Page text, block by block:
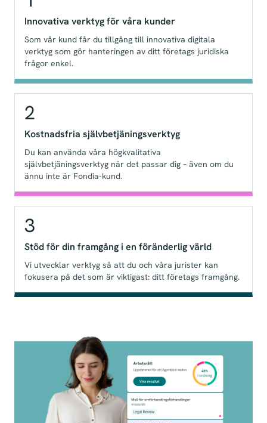
Innovativa verktyg för våra kunder
Som vår kund får du tillgång till innovativa digitala
verktyg som gör hanteringen av ditt företags juridiska
frågor enkel.
2
Kostnadsfria självbetjäningsverktyg
Du kan använda våra högkvalitativa
självbetjäningsverktyg när det passar dig – även om du
ännu inte är Fondia-kund.
3
Stöd för din framgång i en föränderlig värld
Vi utvecklar verktyg så att du och våra jurister kan
fokusera på det som är viktigast: ditt företags framgång.